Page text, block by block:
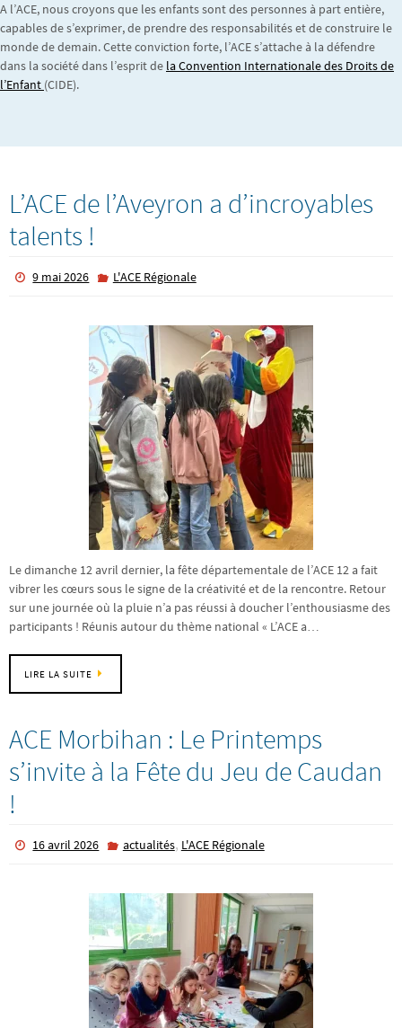
A l’ACE, nous croyons que les enfants sont des personnes à part entière,
capables de s’exprimer, de prendre des responsabilités et de construire le
monde de demain. Cette conviction forte, l’ACE s’attache à la défendre
dans la société dans l’esprit de la Convention Internationale des Droits de
l’Enfant (CIDE).
L’ACE de l’Aveyron a d’incroyables
talents !
9 mai 2026 L'ACE Régionale
Le dimanche 12 avril dernier, la fête départementale de l’ACE 12 a fait
vibrer les cœurs sous le signe de la créativité et de la rencontre. Retour
sur une journée où la pluie n’a pas réussi à doucher l’enthousiasme des
participants ! Réunis autour du thème national « L’ACE a…
LIRE LA SUITE
ACE Morbihan : Le Printemps
s’invite à la Fête du Jeu de Caudan
!
16 avril 2026 actualités, L'ACE Régionale